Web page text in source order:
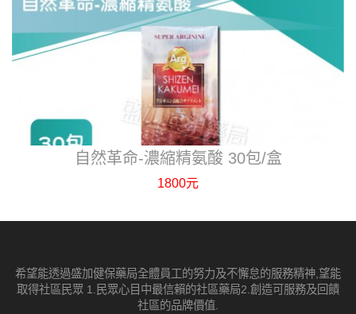
自然革命-濃縮精氨酸 30包/盒
1800元
希望能透過盛加健保藥局全體員工的努力及不懈怠的服務精神,望能
取得社區民眾 1.民眾心目中最信賴的社區藥局2.創造可服務及回饋
社區的品牌價值.